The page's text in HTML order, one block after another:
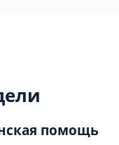
помощь